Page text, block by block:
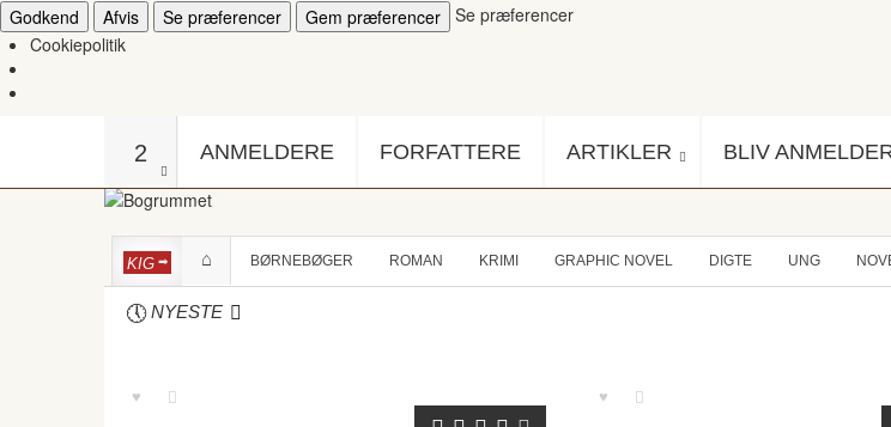
Godkend
Afvis Se præferencer Gem præferencer Se præferencer
Cookiepolitik
2 ANMELDERE FORFATTERE ARTIKLER BLIV
KIG BØRNEBØGER ROMAN KRIMI GRAPHIC NOVEL DIGTE UNG
NYESTE